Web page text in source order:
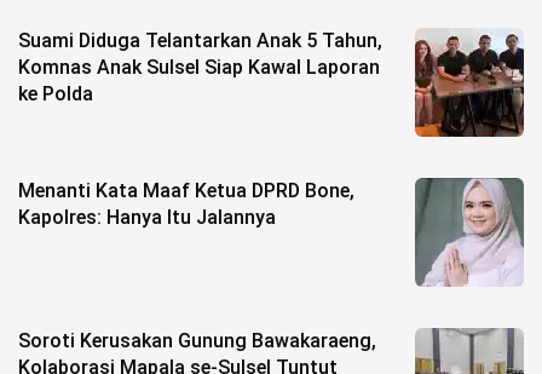
Suami Diduga Telantarkan Anak 5 Tahun,
Komnas Anak Sulsel Siap Kawal Laporan
ke Polda
Menanti Kata Maaf Ketua DPRD Bone,
Kapolres: Hanya Itu Jalannya
Soroti Kerusakan Gunung Bawakaraeng,
Kolaborasi Mapala se-Sulsel Tuntut